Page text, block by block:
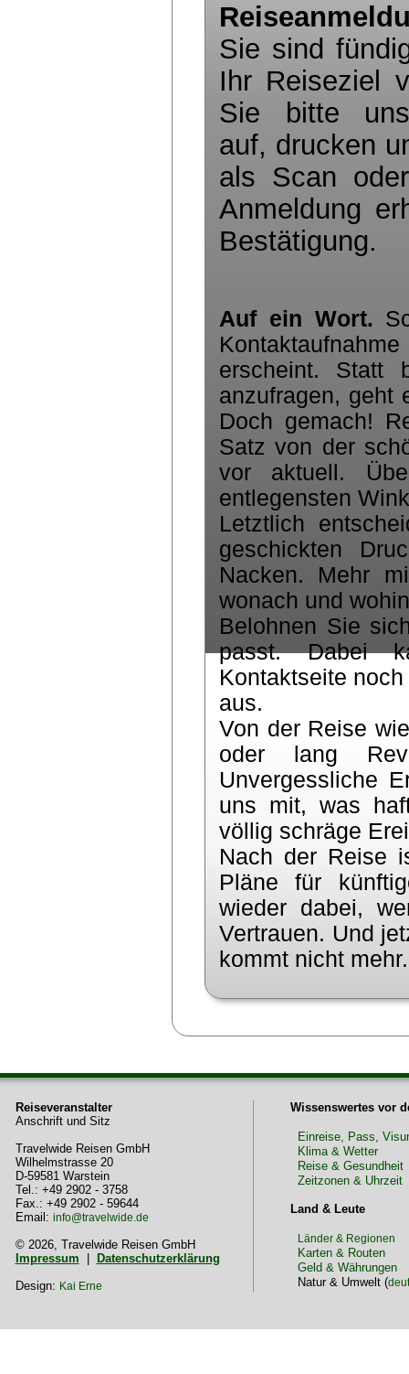
Sie sind
Ihr Reiseziel
Sie bitte
auf, drucken
als Scan
Anmeldung
Bestätigung.
Auf ein Wort.
erscheint. Statt
anzufragen, geht
Doch gemach!
Satz von der
vor aktuell.
entlegensten
Letztlich
geschickten
Nacken. Mehr
wonach und
Belohnen Sie
passt. Dabei
Kontaktseite
aus.
Von der Reise
oder lang
Unvergessliche
uns mit, was
völlig schräge
Nach der Reise
Pläne für
wieder dabei,
Vertrauen. Und
kommt nicht mehr.
Reiseveranstalter
Anschrift und Sitz
Travelwide Reisen GmbH
Wilhelmstrasse 20
D-59581 Warstein
Tel.: +49 2902 - 3758
Fax.: +49 2902 - 59644
Email: info@travelwide.de
© 2026, Travelwide Reisen GmbH
Impressum
Datenschutzerklärung
Design: Kai Erne
Wissenswertes vor
Einreise, Pass,
Klima & Wetter
Reise & Gesundheit
Zeitzonen & Uhrzeit
Land & Leute
Länder & Regionen
Karten & Routen
Geld & Währungen
Natur & Umwelt (